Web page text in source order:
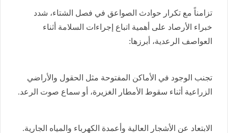
تزامناً مع تكرار حوادث الصواعق في فصل الشتاء، شدد
خبراء الأرصاد على أهمية اتباع إجراءات السلامة أثناء
العواصف الرعدية، أبرزها:
تجنب الوجود في الأماكن المفتوحة مثل الحقول والأراضي
الزراعية أثناء سقوط الأمطار الغزيرة، أو سماع صوت الرعد.
الابتعاد عن الأشجار العالية وأعمدة الكهرباء والمياه الجارية.